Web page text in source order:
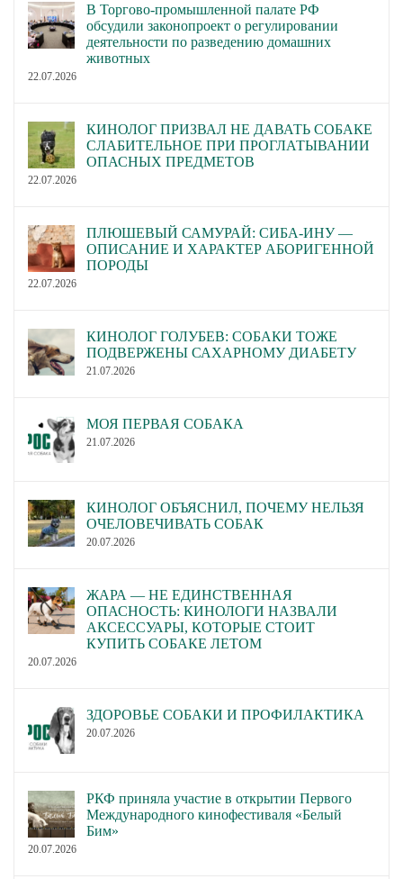
В Торгово-промышленной палате РФ
обсудили законопроект о регулировании
деятельности по разведению домашних
животных
22.07.2026
КИНОЛОГ ПРИЗВАЛ НЕ ДАВАТЬ СОБАКЕ
СЛАБИТЕЛЬНОЕ ПРИ ПРОГЛАТЫВАНИИ
ОПАСНЫХ ПРЕДМЕТОВ
22.07.2026
ПЛЮШЕВЫЙ САМУРАЙ: СИБА-ИНУ —
ОПИСАНИЕ И ХАРАКТЕР АБОРИГЕННОЙ
ПОРОДЫ
22.07.2026
КИНОЛОГ ГОЛУБЕВ: СОБАКИ ТОЖЕ
ПОДВЕРЖЕНЫ САХАРНОМУ ДИАБЕТУ
21.07.2026
МОЯ ПЕРВАЯ СОБАКА
21.07.2026
КИНОЛОГ ОБЪЯСНИЛ, ПОЧЕМУ НЕЛЬЗЯ
ОЧЕЛОВЕЧИВАТЬ СОБАК
20.07.2026
ЖАРА — НЕ ЕДИНСТВЕННАЯ
ОПАСНОСТЬ: КИНОЛОГИ НАЗВАЛИ
АКСЕССУАРЫ, КОТОРЫЕ СТОИТ
КУПИТЬ СОБАКЕ ЛЕТОМ
20.07.2026
ЗДОРОВЬЕ СОБАКИ И ПРОФИЛАКТИКА
20.07.2026
РКФ приняла участие в открытии Первого
Международного кинофестиваля «Белый
Бим»
20.07.2026